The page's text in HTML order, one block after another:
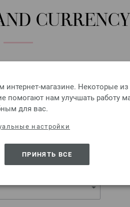
CURRENCY
States of America
магазине. Некоторые из
помогают нам улучшать работу
для вас.
настройки
ПРИНЯТЬ ВСЕ
КОЛИЧЕСТВО
Добавить в избранное
Круговые спицы
Круговые спицы из дерева
7,98 €
КОЛИЧЕСТВО